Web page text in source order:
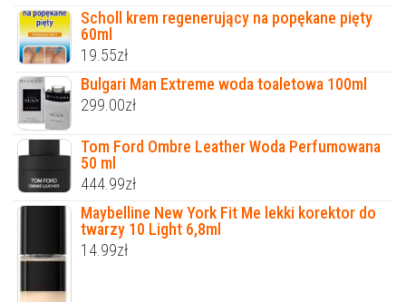
Scholl krem regenerujący na popękane pięty
60ml
19.55zł
Bulgari Man Extreme woda toaletowa 100ml
299.00zł
Tom Ford Ombre Leather Woda Perfumowana
50 ml
444.99zł
Maybelline New York Fit Me lekki korektor do
twarzy 10 Light 6,8ml
14.99zł